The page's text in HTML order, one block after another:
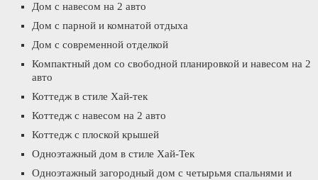
Дом с навесом на 2 авто
Дом с парной и комнатой отдыха
Дом с современной отделкой
Компактный дом со свободной планировкой и навесом на 2
авто
Коттедж в стиле Хай-тек
Коттедж с навесом на 2 авто
Коттедж с плоской крышей
Одноэтажный дом в стиле Хай-Тек
Одноэтажный загородный дом с четырьмя спальнями и